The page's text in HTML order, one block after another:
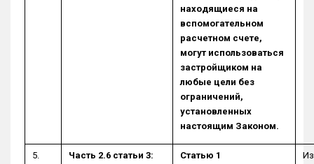
находящиеся на
вспомогательном
расчетном счете,
могут использоваться
застройщиком на
любые цели без
ограничений,
установленных
настоящим Законом.
5. Часть 2.6 статьи 3:
Статью 1